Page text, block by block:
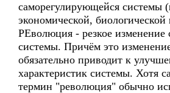
саморегулирующейся системы
экономической, биологической
РЕволюция - резкое изменение
системы. Причём это
обязательно приводит к
характеристик системы. Хотя
термин "революция" обычно